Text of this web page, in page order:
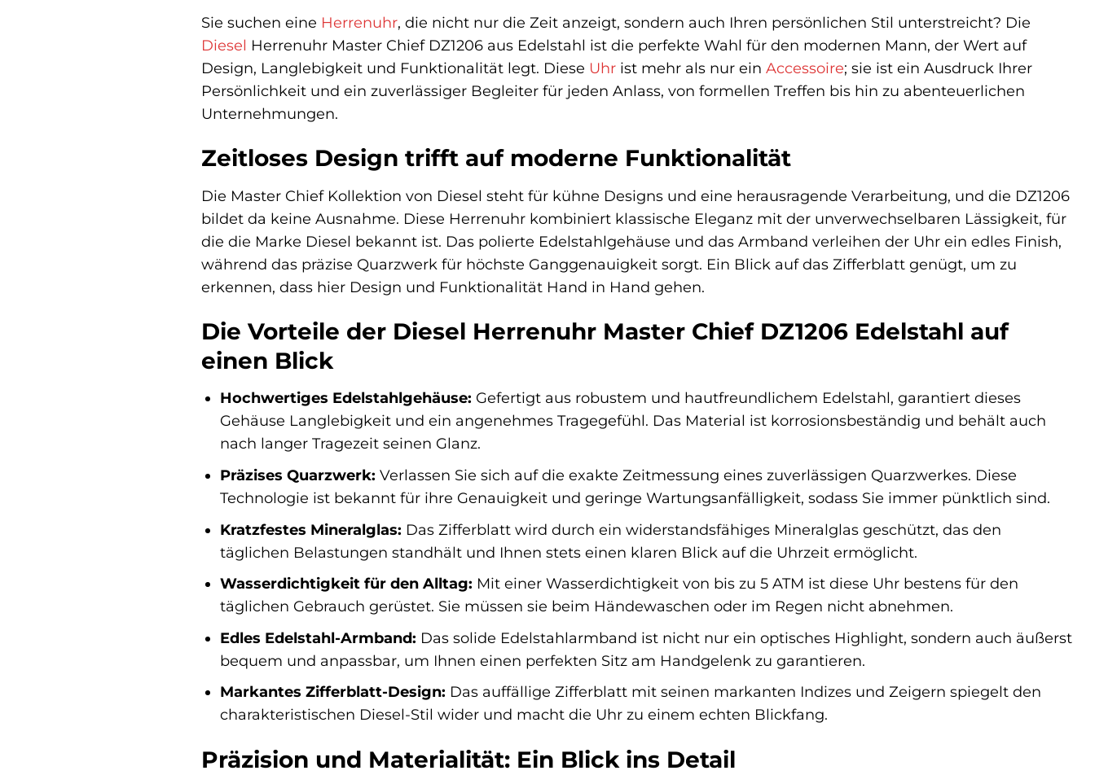
Sie suchen eine Herrenuhr, die nicht nur die Zeit anzeigt, sondern auch Ihren persönlichen Stil unterstreicht? Die
Diesel Herrenuhr Master Chief DZ1206 aus Edelstahl ist die perfekte Wahl für den modernen Mann, der Wert auf
Design, Langlebigkeit und Funktionalität legt. Diese Uhr ist mehr als nur ein Accessoire; sie ist ein Ausdruck Ihrer
Persönlichkeit und ein zuverlässiger Begleiter für jeden Anlass, von formellen Treffen bis hin zu abenteuerlichen
Unternehmungen.
Zeitloses Design trifft auf moderne Funktionalität
Die Master Chief Kollektion von Diesel steht für kühne Designs und eine herausragende Verarbeitung, und die DZ1206
bildet da keine Ausnahme. Diese Herrenuhr kombiniert klassische Eleganz mit der unverwechselbaren Lässigkeit, für
die die Marke Diesel bekannt ist. Das polierte Edelstahlgehäuse und das Armband verleihen der Uhr ein edles Finish,
während das präzise Quarzwerk für höchste Ganggenauigkeit sorgt. Ein Blick auf das Zifferblatt genügt, um zu
erkennen, dass hier Design und Funktionalität Hand in Hand gehen.
Die Vorteile der Diesel Herrenuhr Master Chief DZ1206 Edelstahl auf
einen Blick
Hochwertiges Edelstahlgehäuse: Gefertigt aus robustem und hautfreundlichem Edelstahl, garantiert dieses
Gehäuse Langlebigkeit und ein angenehmes Tragegefühl. Das Material ist korrosionsbeständig und behält auch
nach langer Tragezeit seinen Glanz.
Präzises Quarzwerk: Verlassen Sie sich auf die exakte Zeitmessung eines zuverlässigen Quarzwerkes. Diese
Technologie ist bekannt für ihre Genauigkeit und geringe Wartungsanfälligkeit, sodass Sie immer pünktlich sind.
Kratzfestes Mineralglas: Das Zifferblatt wird durch ein widerstandsfähiges Mineralglas geschützt, das den
täglichen Belastungen standhält und Ihnen stets einen klaren Blick auf die Uhrzeit ermöglicht.
Wasserdichtigkeit für den Alltag: Mit einer Wasserdichtigkeit von bis zu 5 ATM ist diese Uhr bestens für den
täglichen Gebrauch gerüstet. Sie müssen sie beim Händewaschen oder im Regen nicht abnehmen.
Edles Edelstahl-Armband: Das solide Edelstahlarmband ist nicht nur ein optisches Highlight, sondern auch äußerst
bequem und anpassbar, um Ihnen einen perfekten Sitz am Handgelenk zu garantieren.
Markantes Zifferblatt-Design: Das auffällige Zifferblatt mit seinen markanten Indizes und Zeigern spiegelt den
charakteristischen Diesel-Stil wider und macht die Uhr zu einem echten Blickfang.
Präzision und Materialität: Ein Blick ins Detail